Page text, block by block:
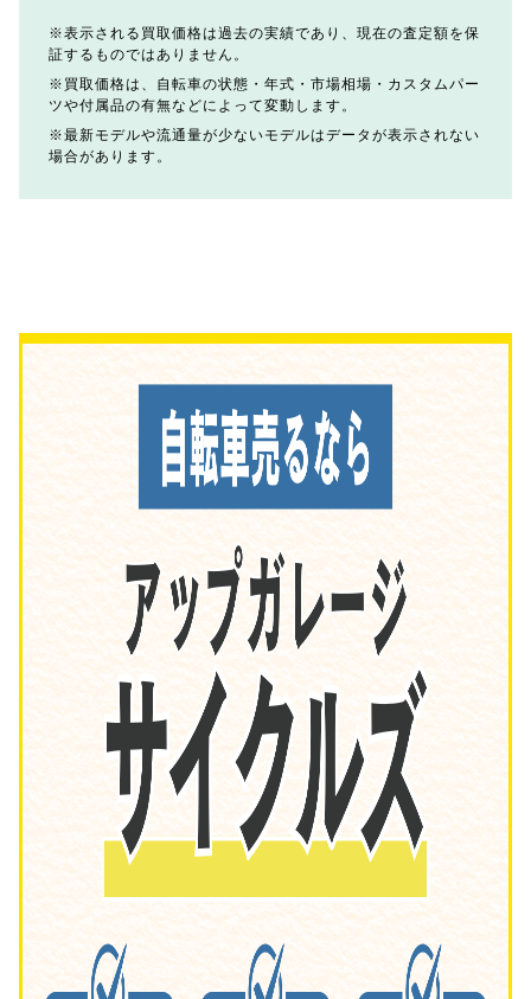
表示される買取価格は過去の実績であり、現在の査定額を保
証するものではありません。
買取価格は、自転車の状態・年式・市場相場・カスタムパー
ツや付属品の有無などによって変動します。
最新モデルや流通量が少ないモデルはデータが表示されない
場合があります。